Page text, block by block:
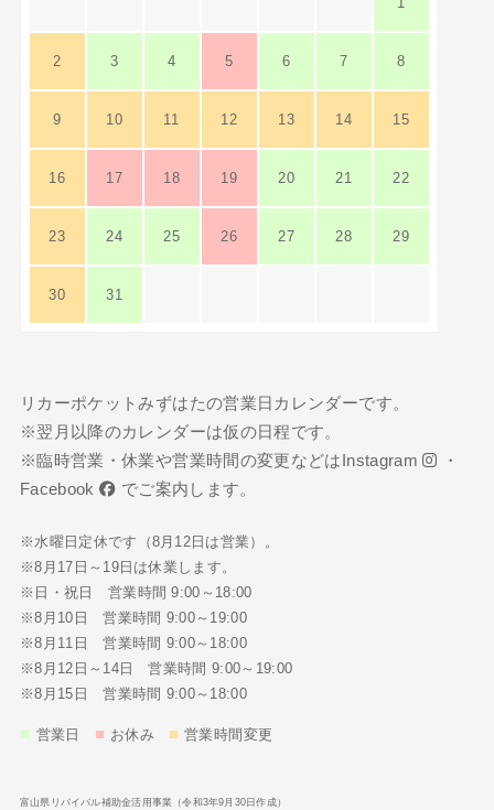
2 3 4 5 6 7 8
9 10 11 12 13 14 15
16 17 18 19 20 21 22
23 24 25 26 27 28 29
30 31
リカーポケットみずはたの営業日カレンダーです。
※翌月以降のカレンダーは仮の日程です。
※臨時営業・休業や営業時間の変更などは Instagram
・
Facebook
でご案内します。
※水曜日定休です（8月12日は営業）。
※8月17日～19日は休業します。
※日・祝日 営業時間 9:00～18:00
※8月10日 営業時間 9:00～19:00
※8月11日 営業時間 9:00～18:00
※8月12日～14日 営業時間 9:00～19:00
※8月15日 営業時間 9:00～18:00
■ 営業日 ■ お休み ■ 営業時間変更
富山県リバイバル補助金活用事業（令和3年9月30日作成）